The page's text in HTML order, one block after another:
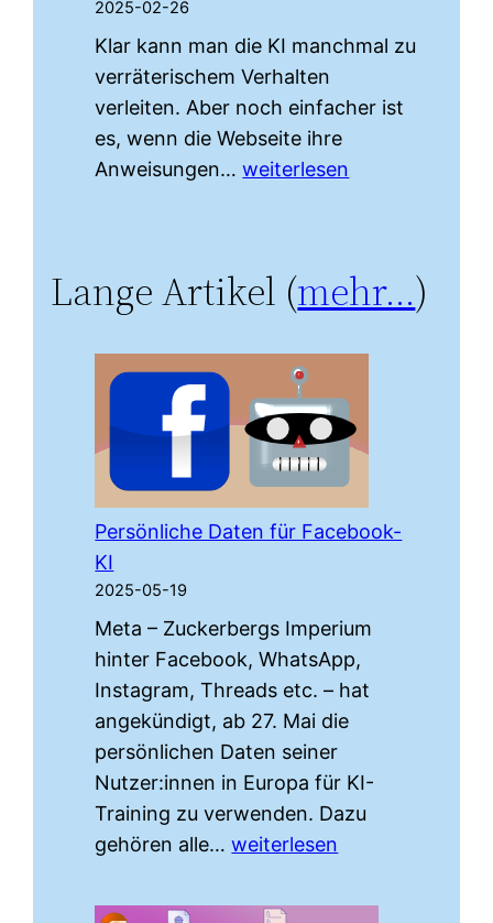
2025-02-26
Klar kann man die KI manchmal zu
verräterischem Verhalten
verleiten. Aber noch einfacher ist
es, wenn die Webseite ihre
Anweisungen…KI-
beeinflussen
weiterlesen
Lange Artikel (mehr…)
Persönliche Daten für Facebook-
KI
2025-05-19
Meta – Zuckerbergs Imperium
hinter Facebook, WhatsApp,
Instagram, Threads etc. – hat
angekündigt, ab 27. Mai die
persönlichen Daten seiner
Nutzer:innen in Europa für KI-
Training zu verwenden. Dazu
gehören alle…Persönliche
für
weiterlesen